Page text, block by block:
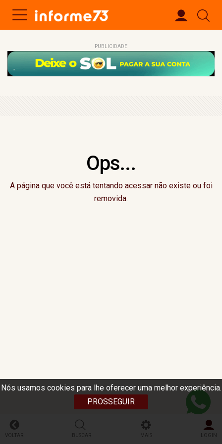
Nós usamos cookies para lhe oferecer uma melhor experiência.
PROSSEGUIR
PUBLICIDADE
Ops...
A página que você está tentando acessar não existe ou foi
removida.
VOLTAR BUSCAR MAIS LOGIN